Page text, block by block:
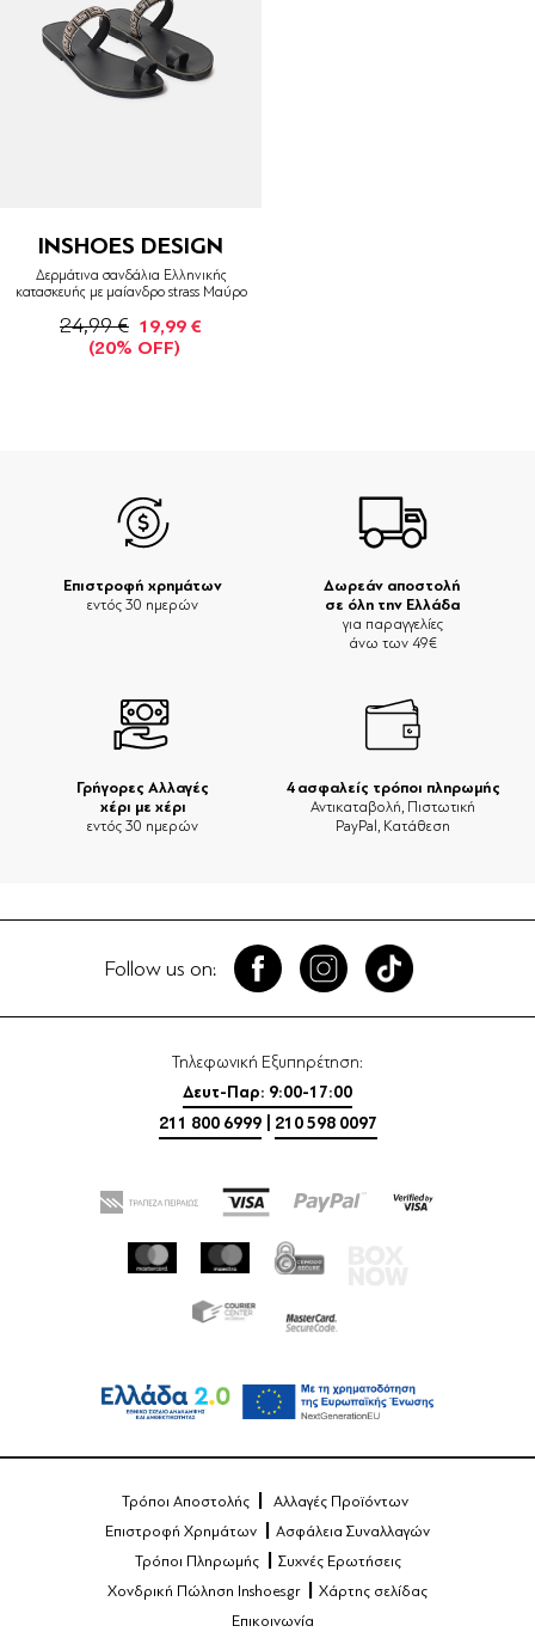
INSHOES DESIGN
Δερμάτινα σανδάλια Ελληνικής
κατασκευής με μαίανδρο strass Μαύρο
24,99 € 19,99 €
(20% OFF)
Δωρεάν αποστολή
σε όλη την Ελλάδα
για παραγγελίες
άνω των 49€
Επιστροφή χρημάτων
εντός 30 ημερών
Γρήγορες Αλλαγές
χέρι με χέρι
εντός 30 ημερών
4 ασφαλείς τρόποι πληρωμής
Αντικαταβολή, Πιστωτική
PayPal, Κατάθεση
Follow us on:
Τηλεφωνική Εξυπηρέτηση:
Δευτ-Παρ: 9:00-17:00
211 800 6999
210 598 0097
Τρόποι Αποστολής
Αλλαγές Προϊόντων
Επιστροφή Χρημάτων
Ασφάλεια Συναλλαγών
Τρόποι Πληρωμής
Συχνές Ερωτήσεις
Χονδρική Πώληση Inshoes.gr
Χάρτης σελίδας
Επικοινωνία